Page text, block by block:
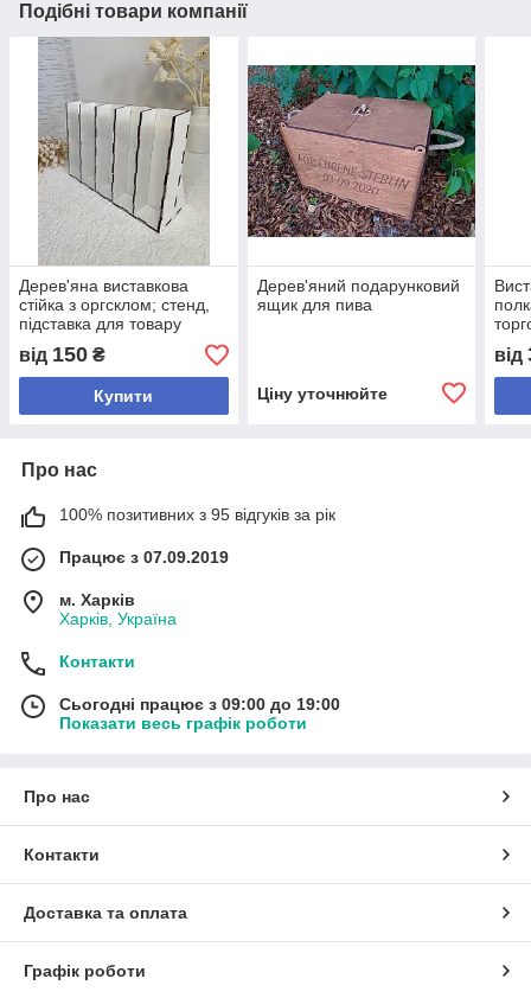
Подібні товари компанії
Дерев'яна виставкова
стійка з оргсклом; стенд,
підставка для товару
від 150 ₴
Купити
Дерев'яний подарунковий
ящик для пива
Ціну уточнюйте
від
Про нас
100% позитивних з 95 відгуків за рік
Працює з 07.09.2019
м. Харків
Харків, Україна
Контакти
Сьогодні працює з 09:00 до 19:00
Показати весь графік роботи
Про нас
Контакти
Доставка та оплата
Графік роботи